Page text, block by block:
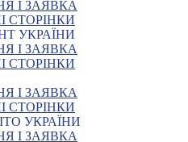
І ЗАЯВКА
СТОРІНКИ
УКРАЇНИ
І ЗАЯВКА
СТОРІНКИ
І ЗАЯВКА
СТОРІНКИ
УКРАЇНИ
І ЗАЯВКА